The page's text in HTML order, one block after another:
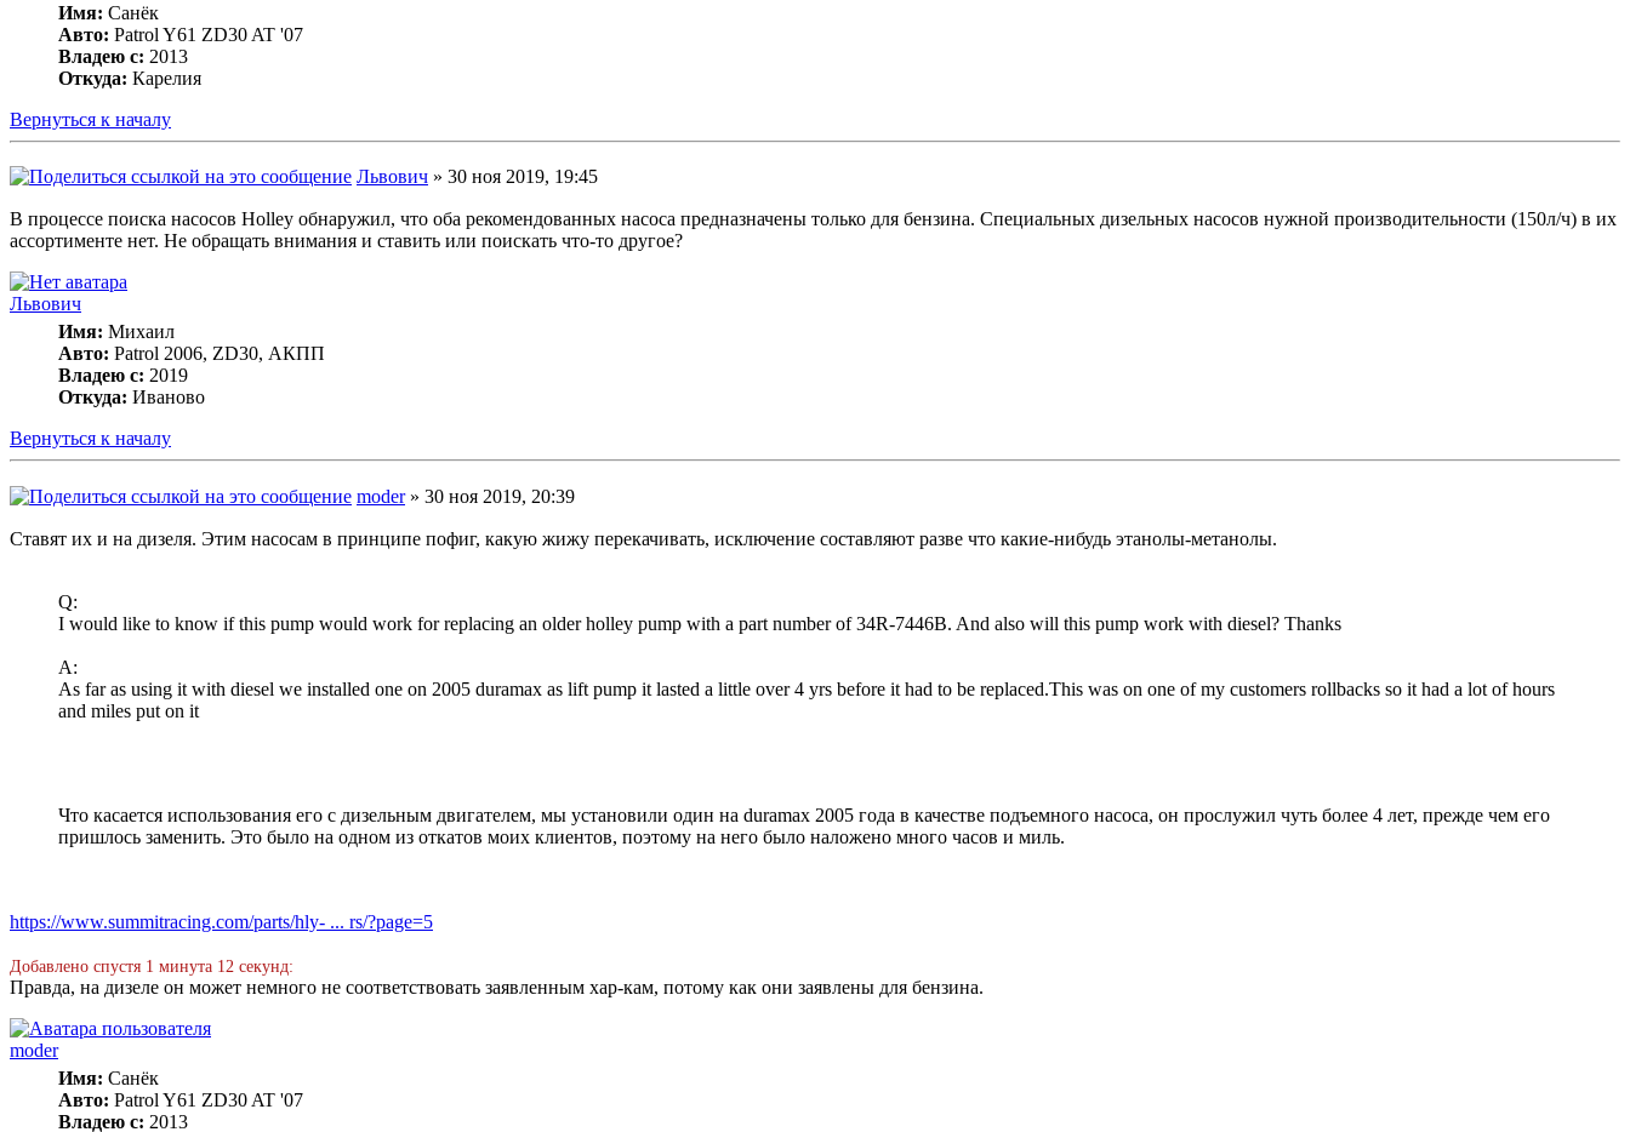
Имя: Санёк
Авто: Patrol Y61 ZD30 AT '07
Владею с: 2013
Откуда: Карелия
Вернуться к началу
Львович » 30 ноя 2019, 19:45
В процессе поиска насосов Holley обнаружил, что оба рекомендованных насоса предназначены только для бензина. Специальных дизельных насосов нужной производительности (150л/ч) в их
ассортименте нет. Не обращать внимания и ставить или поискать что-то другое?
Львович
Имя: Михаил
Авто: Patrol 2006, ZD30, АКПП
Владею с: 2019
Откуда: Иваново
Вернуться к началу
moder» 30 ноя 2019, 20:39
Ставят их и на дизеля. Этим насосам в принципе пофиг, какую жижу перекачивать, исключение составляют разве что какие-нибудь этанолы-метанолы.
Q:
I would like to know if this pump would work for replacing an older holley pump with a part number of 34R-7446B. And also will this pump work with diesel? Thanks
A:
As far as using it with diesel we installed one on 2005 duramax as lift pump it lasted a little over 4 yrs before it had to be replaced.This was on one of my customers rollbacks so it had a lot of hours
and miles put on it
Что касается использования его с дизельным двигателем, мы установили один на duramax 2005 года в качестве подъемного насоса, он прослужил чуть более 4 лет, прежде чем его
пришлось заменить. Это было на одном из откатов моих клиентов, поэтому на него было наложено много часов и миль.
https://www.summitracing.com/parts/hly- ... rs/?page=5
Добавлено спустя 1 минута 12 секунд:
Правда, на дизеле он может немного не соответствовать заявленным хар-кам, потому как они заявлены для бензина.
moder
Имя: Санёк
Авто: Patrol Y61 ZD30 AT '07
Владею с: 2013